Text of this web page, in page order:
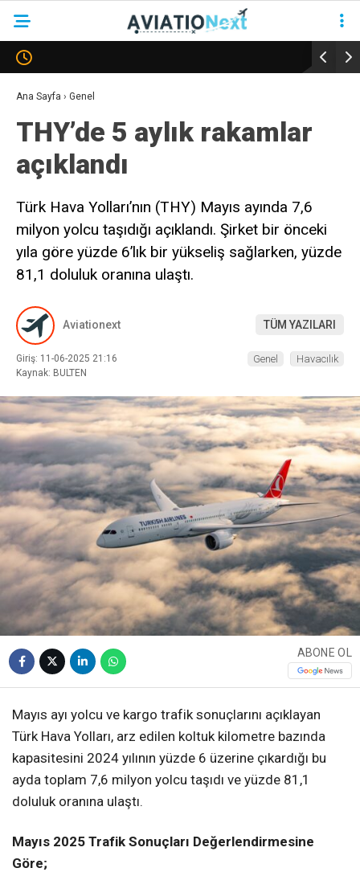
WhatsApp İhbar
Hattı
Facebook
Youtube
HAVACILIK
SAVUNMA
KADIN HAVACILAR
SÜRDÜRÜLEBILIRLIK
NEWS & INSIGHTS
Ana Sayfa › Genel
THY’de 5 aylık rakamlar
açıklandı
Türk Hava Yolları’nın (THY) Mayıs ayında 7,6
milyon yolcu taşıdığı açıklandı. Şirket bir önceki
yıla göre yüzde 6’lık bir yükseliş sağlarken, yüzde
81,1 doluluk oranına ulaştı.
Aviationext TÜM YAZILARI
Giriş: 11-06-2025 21:16
Kaynak: BULTEN
Genel Havacılık
ABONE OL
Mayıs ayı yolcu ve kargo trafik sonuçlarını açıklayan
Türk Hava Yolları, arz edilen koltuk kilometre bazında
kapasitesini 2024 yılının yüzde 6 üzerine çıkardığı bu
ayda toplam 7,6 milyon yolcu taşıdı ve yüzde 81,1
doluluk oranına ulaştı.
Mayıs 2025 Trafik Sonuçları Değerlendirmesine
Göre;